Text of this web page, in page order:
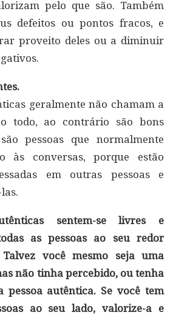
pelo que são. Também
defeitos ou pontos fracos, e
proveito deles ou a diminuir
geralmente não chamam a
todo, ao contrário são bons
pessoas que normalmente
às conversas, porque estão
em outras pessoas e
sentem-se livres e
as pessoas ao seu redor
você mesmo seja uma
não tinha percebido, ou tenha
pessoa autêntica. Se você tem
ao seu lado, valorize-a e